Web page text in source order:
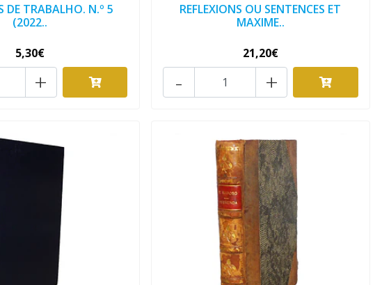
DE TRABALHO. N.º 5
(2022..
5,30€
+
REFLEXIONS OU SENTENCES ET
MAXIME..
21,20€
+
-